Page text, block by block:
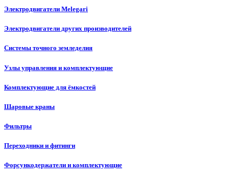
Электродвигатели Melegari
Электродвигатели других производителей
Системы точного земледелия
Узлы управления и комплектующие
Комплектующие для ёмкостей
Шаровые краны
Фильтры
Переходники и фитинги
Форсункодержатели и комплектующие